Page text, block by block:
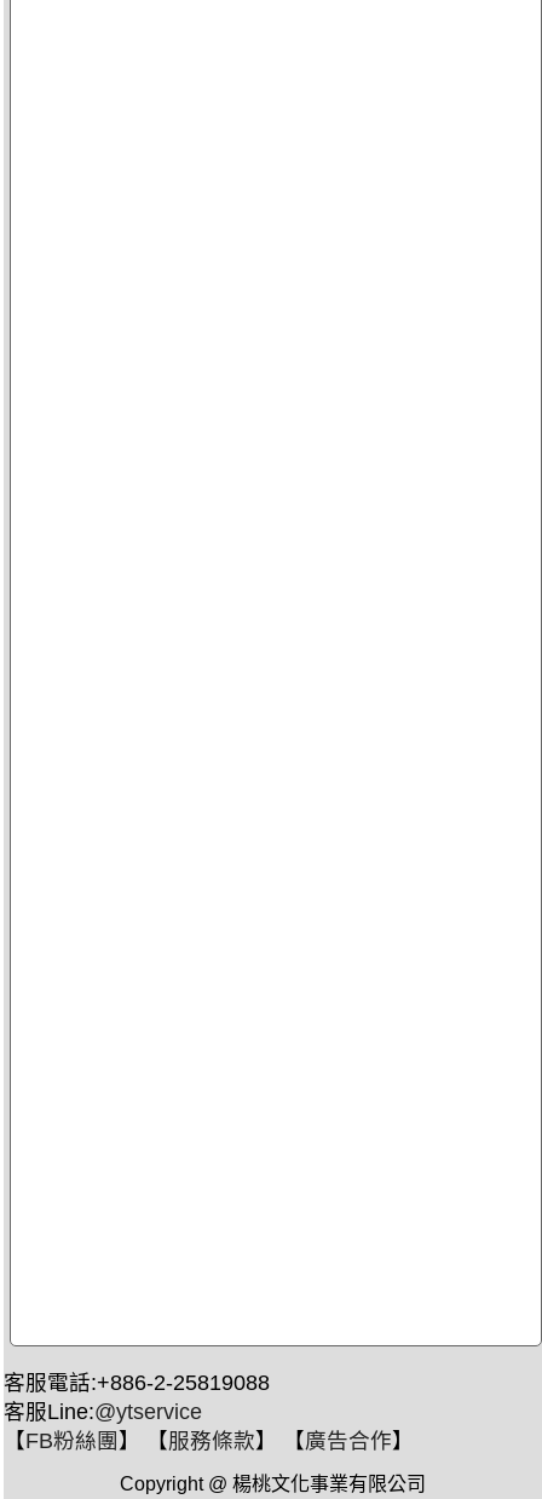
客服電話:+886-2-25819088
客服Line:@ytservice
【FB粉絲團 】 【服務條款】 【廣告合作】
Copyright @ 楊桃文化事業有限公司